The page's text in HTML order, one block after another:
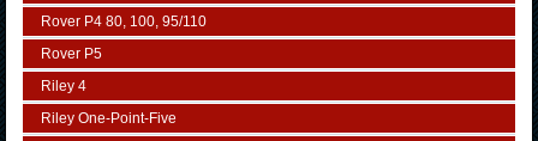
Rover P4 80, 100, 95/110
Rover P5
Riley 4
Riley One-Point-Five